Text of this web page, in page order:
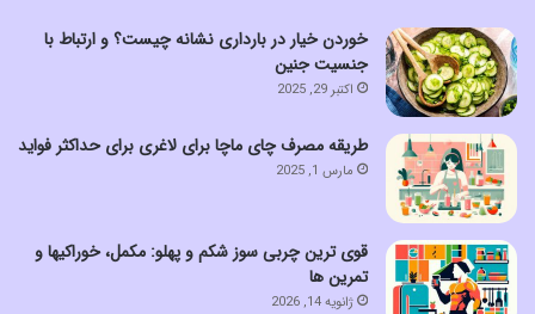
خوردن خیار در بارداری نشانه چیست؟ و ارتباط با
جنسیت جنین
اکتبر 29, 2025
طریقه مصرف چای ماچا برای لاغری برای حداکثر فواید
مارس 1, 2025
قوی ترین چربی سوز شکم و پهلو: مکمل، خوراکیها و
تمرین ها
ژانویه 14, 2026